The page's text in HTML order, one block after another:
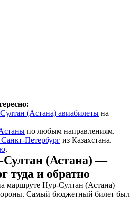
(Астана) авиабилеты на
по любым направлениям.
Петербург из Казахстана.
.
(Астана) —
туда и обратно
маршруте Нур-Султан (Астана)
Самый бюджетный билет был